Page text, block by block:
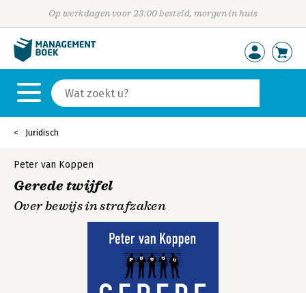
Op werkdagen voor 23:00 besteld, morgen in huis
Juridisch
Peter van Koppen
Gerede twijfel
Over bewijs in strafzaken